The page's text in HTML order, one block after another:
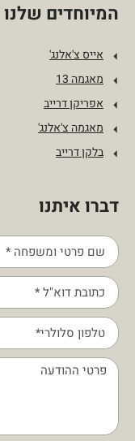
המיוחדים שלנו
אייס צ'אלנג'
מאגמה 13
אפריקן דרייב
מאגמה צ'אלנג'
בלקן דרייב
דברו איתנו